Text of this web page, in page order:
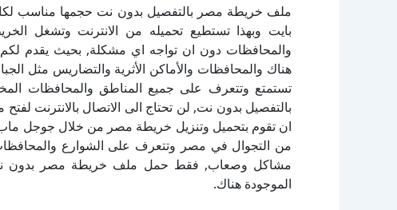
بايت وبهذا تستطيع تحميله من الانترنت وتشغل
والمحافظات دون ان تواجه اي مشكلة, بحيث يقدم
هناك والمحافظات والأماكن الأثرية والتضاريس مثل
تستمتع وتتعرف على جميع المناطق والمحافظات
بالتفصيل بدون نت, لن تحتاج الى الاتصال بالانترنت
ان تقوم بتحميل وتنزيل خريطة مصر من خلال جوجل ماب
من التجوال في مصر وتتعرف على الشوارع
مشاكل وصعاب, فقط حمل ملف خريطة مصر بدون نت
الموجودة هناك.